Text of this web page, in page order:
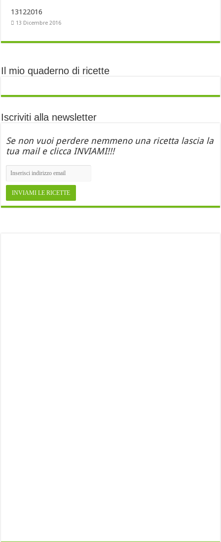
13122016
13 Dicembre 2016
Il mio quaderno di ricette
Iscriviti alla newsletter
Se non vuoi perdere nemmeno una ricetta lascia la
tua mail e clicca INVIAMI!!!